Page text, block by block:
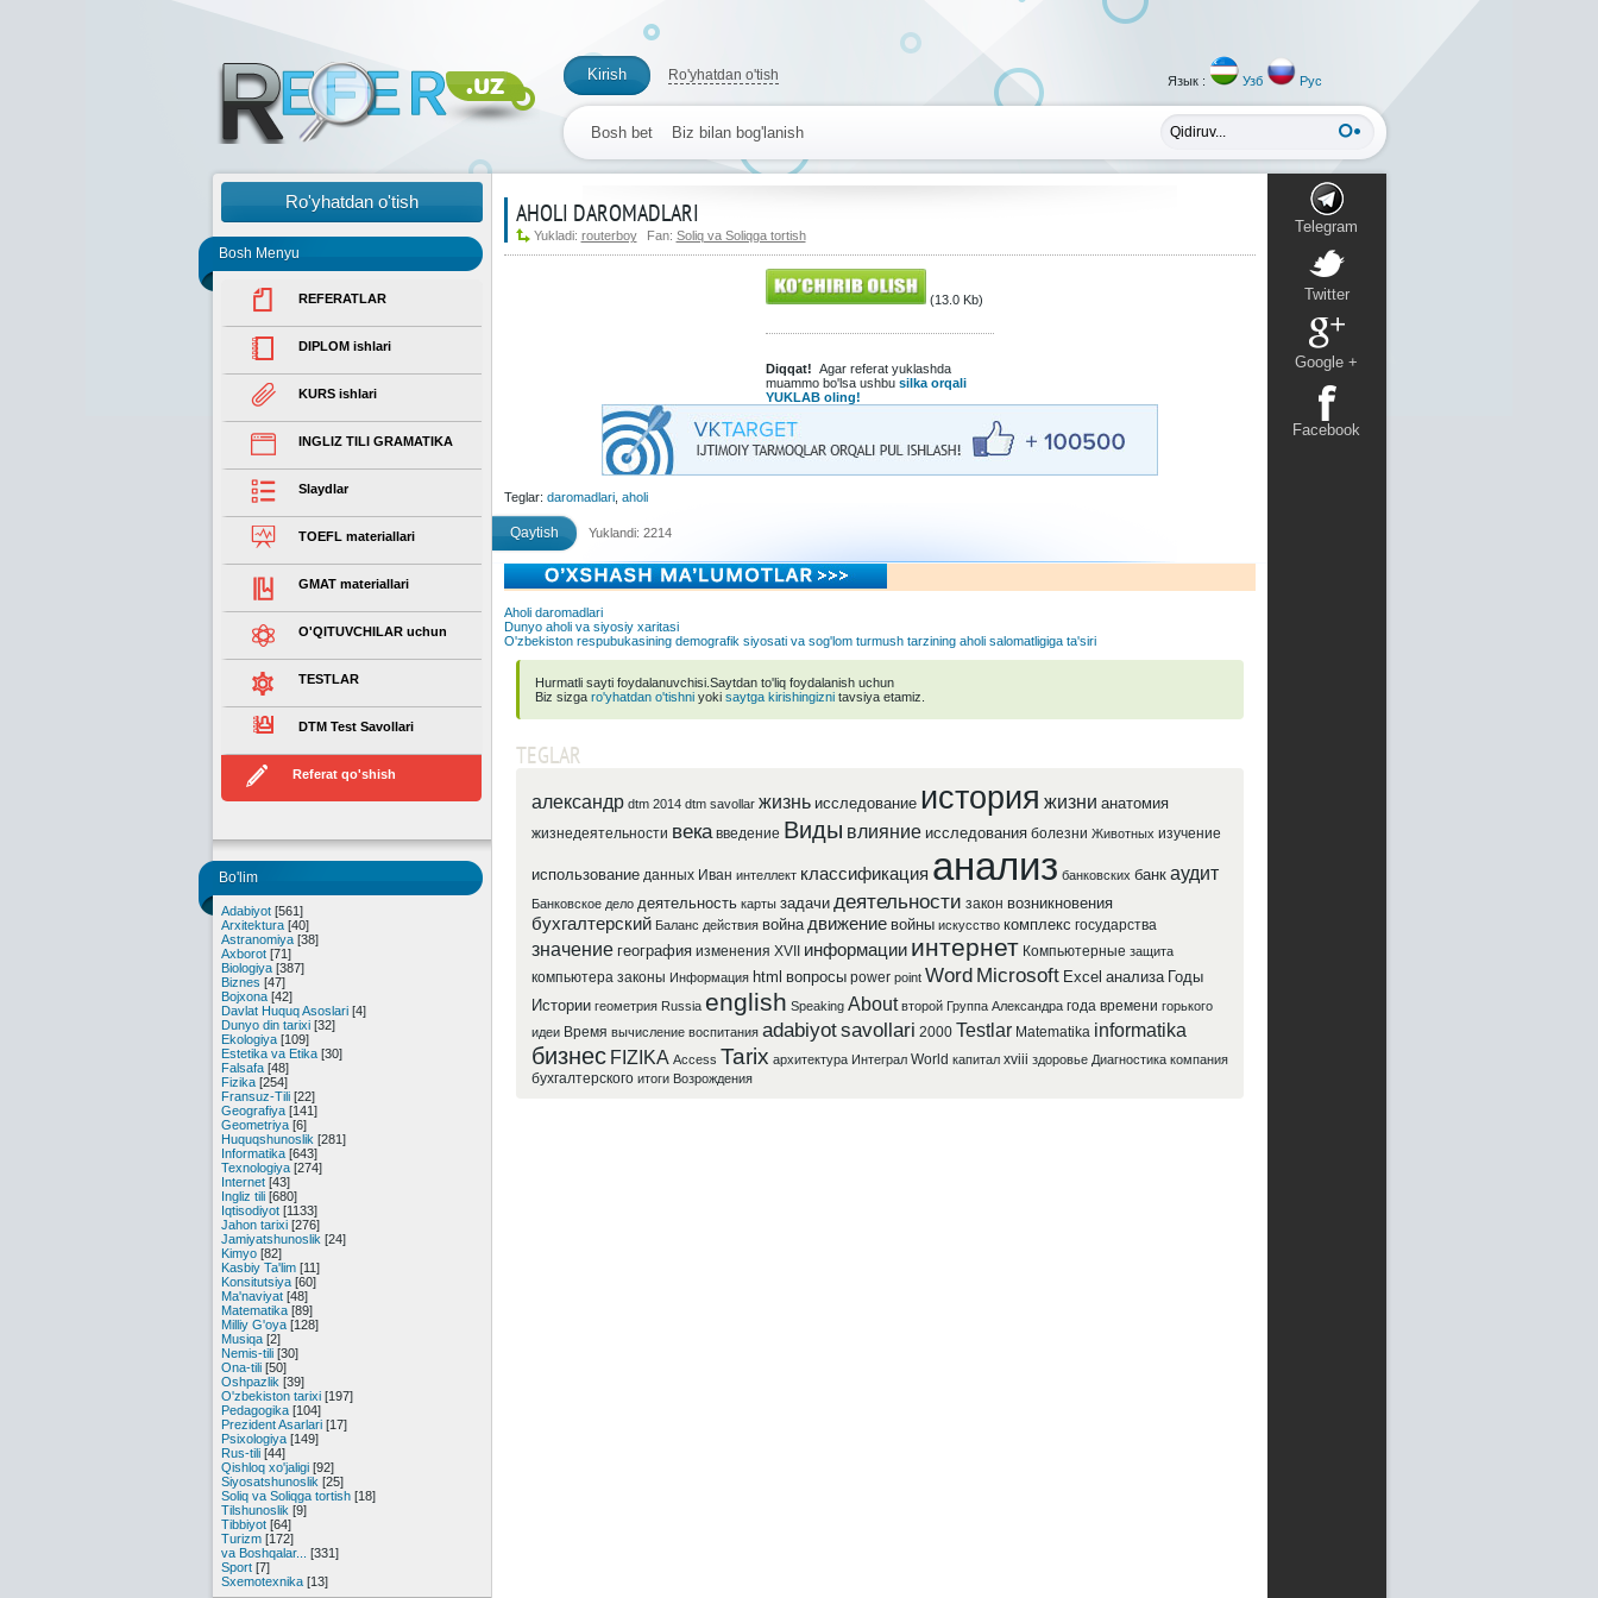
Kirish Ro'yhatdan o'tish Язык : Узб Рус
Bosh bet Biz bilan bog'lanish
Ro'yhatdan o'tish
Bosh Menyu
REFERATLAR
DIPLOM ishlari
KURS ishlari
INGLIZ TILI GRAMATIKA
Slaydlar
TOEFL materiallari
GMAT materiallari
O'QITUVCHILAR uchun
TESTLAR
DTM Test Savollari
Referat qo'shish
Bo'lim
Adabiyot [561]
Arxitektura [40]
Astranomiya [38]
Axborot [71]
Biologiya [387]
Biznes [47]
Bojxona [42]
Davlat Huquq Asoslari [4]
Dunyo din tarixi [32]
Ekologiya [109]
Estetika va Etika [30]
Falsafa [48]
Fizika [254]
Fransuz-Tili [22]
Geografiya [141]
Geometriya [6]
Huquqshunoslik [281]
Informatika [643]
Texnologiya [274]
Internet [43]
Ingliz tili [680]
Iqtisodiyot [1133]
Jahon tarixi [276]
Jamiyatshunoslik [24]
Kimyo [82]
Kasbiy Ta'lim [11]
Konsitutsiya [60]
Ma'naviyat [48]
Matematika [89]
Milliy G'oya [128]
Musiqa [2]
Nemis-tili [30]
Ona-tili [50]
Oshpazlik [39]
O'zbekiston tarixi [197]
Pedagogika [104]
Prezident Asarlari [17]
Psixologiya [149]
Rus-tili [44]
Qishloq xo'jaligi [92]
Siyosatshunoslik [25]
Soliq va Soliqga tortish [18]
Tilshunoslik [9]
Tibbiyot [64]
Turizm [172]
va Boshqalar...
[331]
Sport [7]
Sxemotexnika [13]
Telegram
Twitter
Google +
Facebook
AHOLI DAROMADLARI
Yukladi: routerboy Fan: Soliq va Soliqga tortish
(13.0 Kb)
Diqqat! Agar referat yuklashda
muammo bo'lsa ushbu silka orqali
YUKLAB oling!
Teglar: daromadlari, aholi
Qaytish Yuklandi: 2214
Aholi daromadlari
Dunyo aholi va siyosiy xaritasi
O'zbekiston respubukasining demografik siyosati va sog'lom turmush tarzining aholi salomatligiga ta'siri
Hurmatli sayti foydalanuvchisi.Saytdan to'liq foydalanish uchun
Biz sizga ro'yhatdan o'tishniyoki saytga kirishingiznitavsiya etamiz.
TEGLAR
александр dtm 2014 dtm savollar жизнь исследование история жизни анатомия
жизнедеятельности века введение Виды влияние исследования болезни Животных изучение
использование данных Иван интеллект классификация анализ банковских банк аудит
Банковское дело деятельность карты задачи деятельности закон возникновения
бухгалтерский Баланс действия война движение войны искусство комплекс государства
значение география изменения XVII информации интернет Компьютерные защита
компьютера законы Информация html вопросы power point Word Microsoft Excel анализа Годы
Истории геометрия Russia english Speaking About второй Группа Александра года времени горького
идеи Время вычисление воспитания adabiyotsavollari 2000 Testlar Matematika informatika
бизнес FIZIKA Access Tarix архитектура Интеграл World капитал xviii здоровье Диагностика компания
бухгалтерского итоги Возрождения